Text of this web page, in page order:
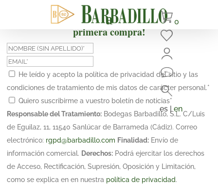
¡Suscríbete y obtén un 10% de descuento en tu
primera compra!
He leído y acepto la política de privacidad del sitio y las
condiciones de tratamiento de mis datos de carácter personal.*
Quiero suscribirme a vuestro boletín de noticias*
Responsable del Tratamiento: Bodegas Barbadillo, S.L. C/Luis
de Eguilaz, 11, 11540 Sanlúcar de Barrameda (Cádiz). Correo
electrónico: rgpd@barbadillo.com Finalidad: Envío de
información comercial. Derechos: Podrá ejercitar los derechos
de Acceso, Rectificación, Supresión, Oposición y Limitación,
como se explica en en nuestra política de privacidad.
0
es |en